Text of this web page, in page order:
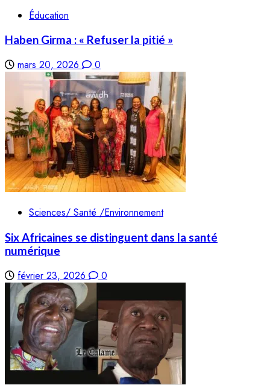
Éducation
Haben Girma : « Refuser la pitié »
mars 20, 2026 0
Sciences/ Santé /Environnement
Six Africaines se distinguent dans la santé
numérique
février 23, 2026 0